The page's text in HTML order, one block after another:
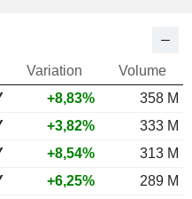
Variation
Volume
+8,83%
358 M
+3,82%
333 M
+8,54%
313 M
+6,25%
289 M